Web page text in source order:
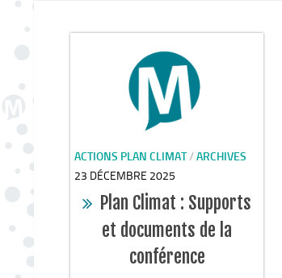
ACTIONS PLAN CLIMAT/ARCHIVES
23 DÉCEMBRE 2025
Plan Climat : Supports
et documents de la
conférence